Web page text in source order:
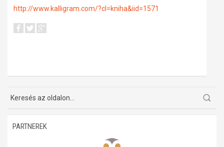
http://www.kalligram.com/?cl=kniha&iid=1571
PARTNEREK